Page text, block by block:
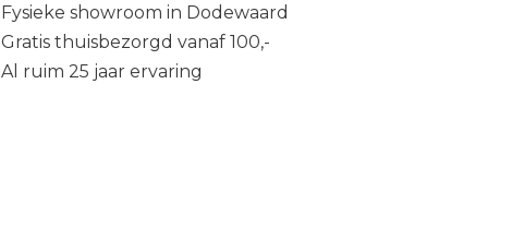
Fysieke showroom in Dodewaard
Gratis thuisbezorgd vanaf 100,-
Al ruim 25 jaar ervaring